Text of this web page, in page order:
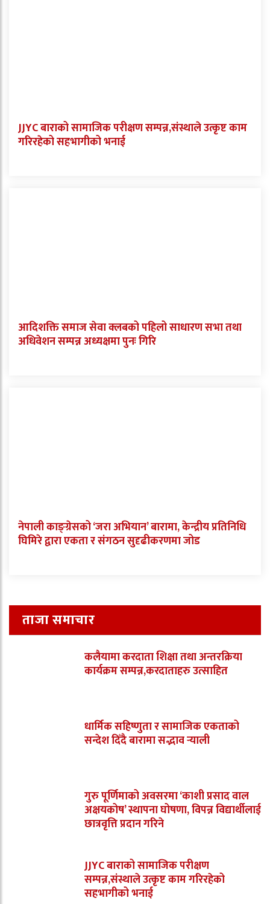
JJYC बाराको सामाजिक परीक्षण सम्पन्न,संस्थाले उत्कृष्ट काम
गरिरहेको सहभागीको भनाई
आदिशक्ति समाज सेवा क्लबको पहिलो साधारण सभा तथा
अधिवेशन सम्पन्न अध्यक्षमा पुनः गिरि
नेपाली काङ्ग्रेसको ‘जरा अभियान’ बारामा, केन्द्रीय प्रतिनिधि
घिमिरे द्वारा एकता र संगठन सुदृढीकरणमा जोड
ताजा समाचार
कलैयामा करदाता शिक्षा तथा अन्तरक्रिया
कार्यक्रम सम्पन्न,करदाताहरु उत्साहित
धार्मिक सहिष्णुता र सामाजिक एकताको
सन्देश दिँदै बारामा सद्भाव र्‍याली
गुरु पूर्णिमाको अवसरमा ‘काशी प्रसाद वाल
अक्षयकोष’ स्थापना घोषणा, विपन्न विद्यार्थीलाई
छात्रवृत्ति प्रदान गरिने
JJYC बाराको सामाजिक परीक्षण
सम्पन्न,संस्थाले उत्कृष्ट काम गरिरहेको
सहभागीको भनाई